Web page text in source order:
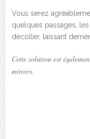
Vous serez
quelques passages,
décoller, laissant
Cette solution est
miroirs.